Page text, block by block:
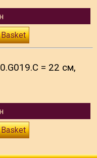
= 22 см,